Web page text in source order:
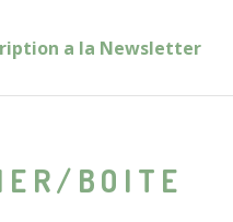
a la Newsletter
BOITE